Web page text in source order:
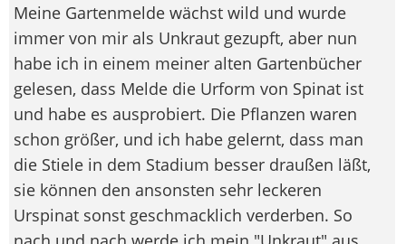
Meine Gartenmelde wächst wild und wurde
immer von mir als Unkraut gezupft, aber nun
habe ich in einem meiner alten Gartenbücher
gelesen, dass Melde die Urform von Spinat ist
und habe es ausprobiert. Die Pflanzen waren
schon größer, und ich habe gelernt, dass man
die Stiele in dem Stadium besser draußen läßt,
sie können den ansonsten sehr leckeren
Urspinat sonst geschmacklich verderben. So